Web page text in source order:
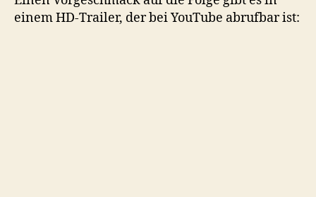
einem HD-Trailer, der bei YouTube abrufbar ist: